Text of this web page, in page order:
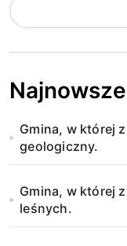
Gmina, w której
geologiczny.
Gmina, w której
leśnych.